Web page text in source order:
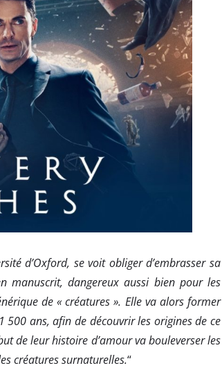
d’Oxford, se voit obliger d’embrasser sa
manuscrit, dangereux aussi bien pour les
de « créatures ». Elle va alors former
ans, afin de découvrir les origines de ce
de leur histoire d’amour va bouleverser les
créatures surnaturelles.“